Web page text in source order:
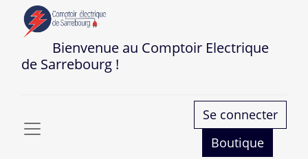
Bienvenue au Comptoir Electrique
de Sarrebourg !
Se connecter
Boutique